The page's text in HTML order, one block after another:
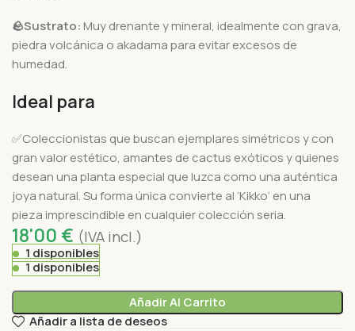
🪨Sustrato: Muy drenante y mineral, idealmente con grava,
piedra volcánica o akadama para evitar excesos de
humedad.
Ideal para
✅Coleccionistas que buscan ejemplares simétricos y con
gran valor estético, amantes de cactus exóticos y quienes
desean una planta especial que luzca como una auténtica
joya natural. Su forma única convierte al ‘Kikko’ en una
pieza imprescindible en cualquier colección seria.
18'00 € (IVA incl.)
1 disponibles
1 disponibles
Añadir Al Carrito
Añadir a lista de deseos